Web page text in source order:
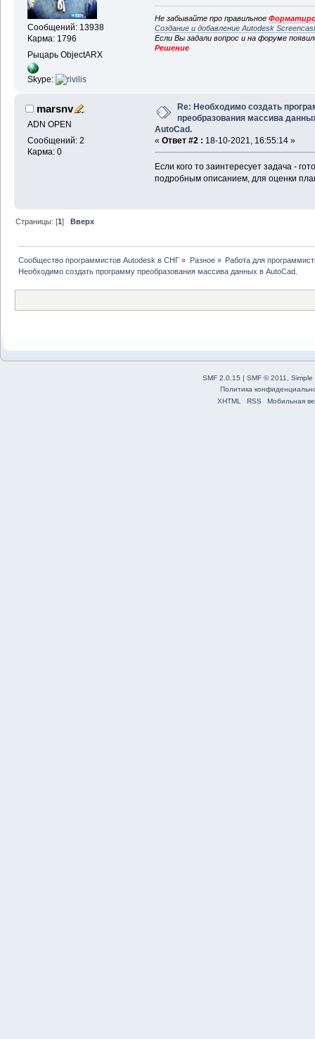
Сообщений: 13938
Карма: 1796
Рыцарь ObjectARX
Skype:
Не забывайте про правильное
Создание и добавление Autodesk
Если Вы задали вопрос и на форуме
Решение
marsnv
ADN OPEN
Сообщений: 2
Карма: 0
Re: Необходимо создать
преобразования массива
AutoCad.
« Ответ #2 : 18-10-2021, 16:55:14 »
Если кого то заинтересует задача -
подробным описанием, для оценки
Страницы: [1] Вверх
Сообщество программистов Autodesk в СНГ » Разное»
Работа для
Необходимо создать программу преобразования массива данных в AutoCad.
SMF 2.0.15 | SMF © 2011
Simple
Политика
XHTML
RSS Мобильная